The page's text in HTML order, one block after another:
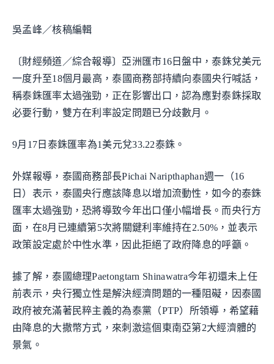
吳孟峰／核稿編輯
〔財經頻道／綜合報導〕亞洲匯市16日盤中，泰銖兌美元
一度升至18個月最高，泰國商務部持續向泰國央行喊話，
稱泰銖匯率太過強勁，正在影響出口，認為應對泰銖採取
必要行動，雙方在利率設定問題已分歧數月。
9月17日泰銖匯率為1美元兌33.22泰銖。
外媒報導，泰國商務部長Pichai Naripthaphan週一（16
日）表示，泰國央行應該降息以增加流動性，如今的泰銖
匯率太過強勁，恐將導致今年出口僅小幅增長。而央行方
面，在8月已連續第5次將關鍵利率維持在2.50%，並表示
政策設定處於中性水準，因此拒絕了政府降息的呼籲。
據了解，泰國總理Paetongtarn Shinawatra今年初還未上任
前表示，央行獨立性是解決經濟問題的一種阻礙，因泰國
政府被充滿著民粹主義的為泰黨（PTP）所領導，希望藉
由降息的大撒幣方式，來刺激這個東南亞第2大經濟體的
景氣。